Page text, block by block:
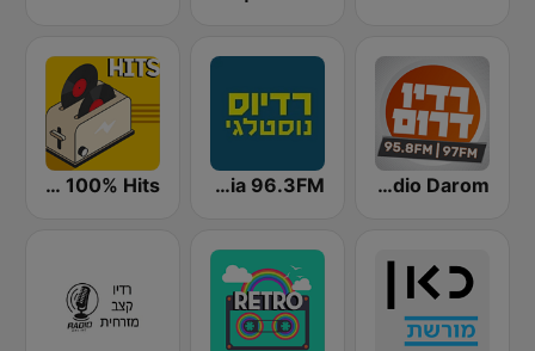
Radio Darom Radios Nostalgia 96.3FM (רדיוס נוסטלגי) Radio 100% Hits